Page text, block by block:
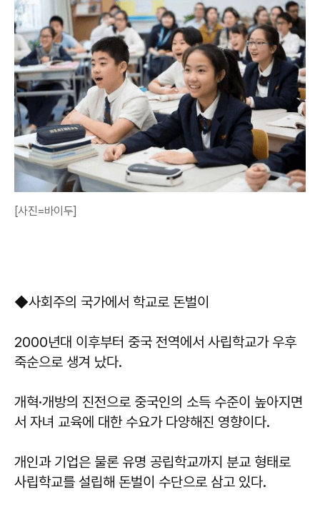
[사진=바이두]
◆사회주의 국가에서 학교로 돈벌이
2000년대 이후부터 중국 전역에서 사립학교가 우후
죽순으로 생겨 났다.
개혁·개방의 진전으로 중국인의 소득 수준이 높아지면
서 자녀 교육에 대한 수요가 다양해진 영향이다.
개인과 기업은 물론 유명 공립학교까지 분교 형태로
사립학교를 설립해 돈벌이 수단으로 삼고 있다.